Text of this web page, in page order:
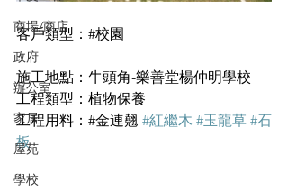
商場/商店
政府
辦公室
家居
屋苑
學校
客戶類型：#校園
施工地點：牛頭角-樂善堂楊仲明學校
工程類型：植物保養
工程用料：#金連翹 #紅繼木 #玉龍草 #石
板